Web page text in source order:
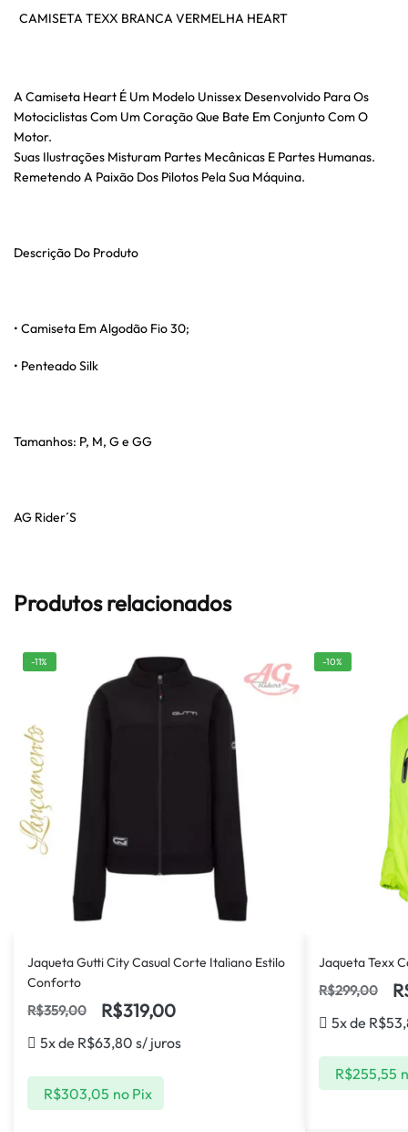
CAMISETA TEXX BRANCA VERMELHA HEART
A Camiseta Heart É Um Modelo Unissex Desenvolvido Para Os
Motociclistas Com Um Coração Que Bate Em Conjunto Com O
Motor.
Suas Ilustrações Misturam Partes Mecânicas E Partes Humanas.
Remetendo A Paixão Dos Pilotos Pela Sua Máquina.
Descrição Do Produto
• Camiseta Em Algodão Fio 30;
• Penteado Silk
Tamanhos: P, M, G e GG
AG Rider´S
Produtos relacionados
-11%
Jaqueta Gutti City Casual Corte Italiano Estilo
Conforto
R$359,00 R$319,00
5x de R$63,80 s/ juros
R$303,05 no Pix
-10%
Jaqueta Texx
R$299,00
5x de R$
R$255,55